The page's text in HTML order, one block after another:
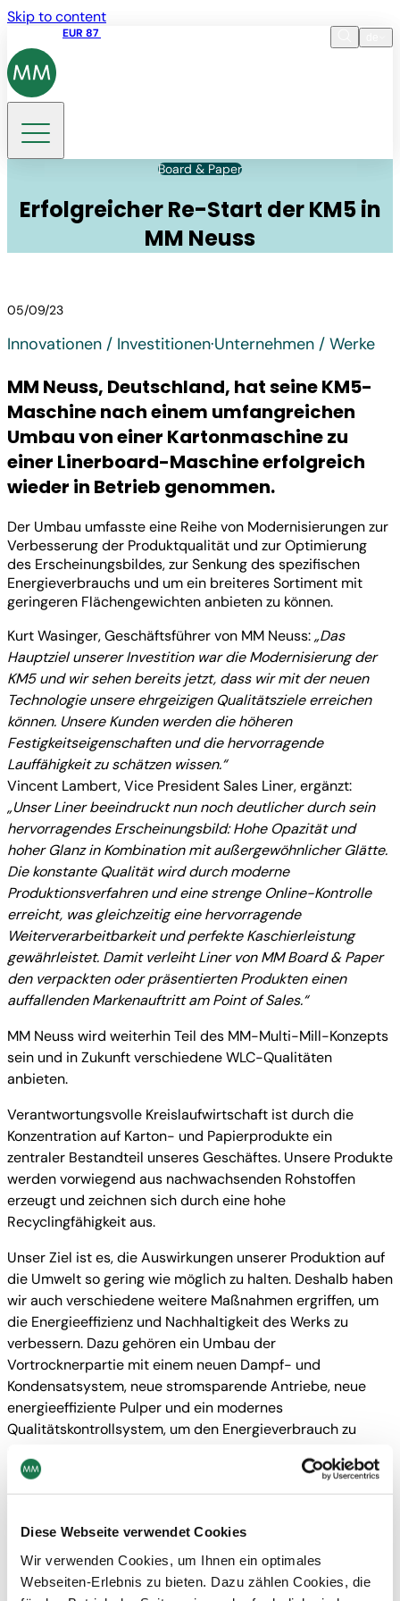
Diese Webseite verwendet Cookies
Wir verwenden Cookies, um Ihnen ein optimales
Webseiten-Erlebnis zu bieten. Dazu zählen Cookies, die
Skip to content
EUR 87
DE
Board & Paper
Erfolgreicher Re-Start der KM5 in
MM Neuss
Innovationen / Investitionen·Unternehmen / Werke
05/09/23
MM Neuss, Deutschland, hat seine KM5-
Maschine nach einem umfangreichen
Umbau von einer Kartonmaschine zu
einer Linerboard-Maschine erfolgreich
wieder in Betrieb genommen.
Der Umbau umfasste eine Reihe von Modernisierungen zur
Verbesserung der Produktqualität und zur Optimierung
des Erscheinungsbildes, zur Senkung des spezifischen
Energieverbrauchs und um ein breiteres Sortiment mit
geringeren Flächengewichten anbieten zu können.
Kurt Wasinger, Geschäftsführer von MM Neuss:„Das
Hauptziel unserer Investition war die Modernisierung der
KM5 und wir sehen bereits jetzt, dass wir mit der neuen
Technologie unsere ehrgeizigen Qualitätsziele erreichen
können. Unsere Kunden werden die höheren
Festigkeitseigenschaften und die hervorragende
Lauffähigkeit zu schätzen wissen.“
Vincent Lambert, Vice President Sales Liner, ergänzt:
„Unser Liner beeindruckt nun noch deutlicher durch sein
hervorragendes Erscheinungsbild: Hohe Opazität und
hoher Glanz in Kombination mit außergewöhnlicher Glätte.
Die konstante Qualität wird durch moderne
Produktionsverfahren und eine strenge Online-Kontrolle
erreicht, was gleichzeitig eine hervorragende
Weiterverarbeitbarkeit und perfekte Kaschierleistung
gewährleistet. Damit verleiht Liner von MM Board & Paper
den verpackten oder präsentierten Produkten einen
auffallenden Markenauftritt am Point of Sales.“
MM Neuss wird weiterhin Teil des MM-Multi-Mill-Konzepts
sein und in Zukunft verschiedene WLC-Qualitäten
anbieten.
Verantwortungsvolle Kreislaufwirtschaft ist durch die
Konzentration auf Karton- und Papierprodukte ein
zentraler Bestandteil unseres Geschäftes. Unsere Produkte
werden vorwiegend aus nachwachsenden Rohstoffen
erzeugt und zeichnen sich durch eine hohe
Recyclingfähigkeit aus.
Unser Ziel ist es, die Auswirkungen unserer Produktion auf
die Umwelt so gering wie möglich zu halten. Deshalb haben
wir auch verschiedene weitere Maßnahmen ergriffen, um
die Energieeffizienz und Nachhaltigkeit des Werks zu
verbessern. Dazu gehören ein Umbau der
Vortrocknerpartie mit einem neuen Dampf- und
Kondensatsystem, neue stromsparende Antriebe, neue
energieeffiziente Pulper und ein modernes
Qualitätskontrollsystem, um den Energieverbrauch zu
Unsere Investition in die Nachhaltigkeit und in die
Engagement für die Umwelt und für unsere Kunden. Wir
umweltfreundlicheren Verpackungslösungen dazu
beitragen können, eine nachhaltigere Zukunft zu schaffen.